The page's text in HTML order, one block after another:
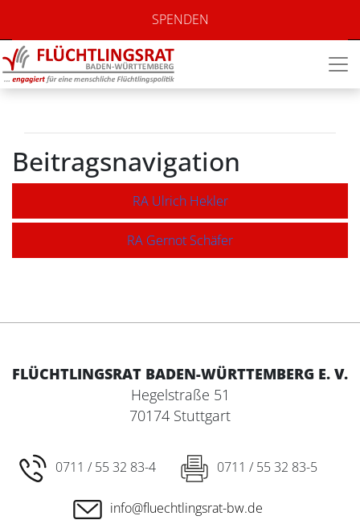
SPENDEN
RA Erich Heitz
Beitragsnavigation
RA Ulrich Hekler
RA Gernot Schäfer
FLÜCHTLINGSRAT BADEN-WÜRTTEMBERG E. V.
Hegelstraße 51
70174 Stuttgart
0711 / 55 32 83-4 0711 / 55 32 83-5
info@fluechtlingsrat-bw.de